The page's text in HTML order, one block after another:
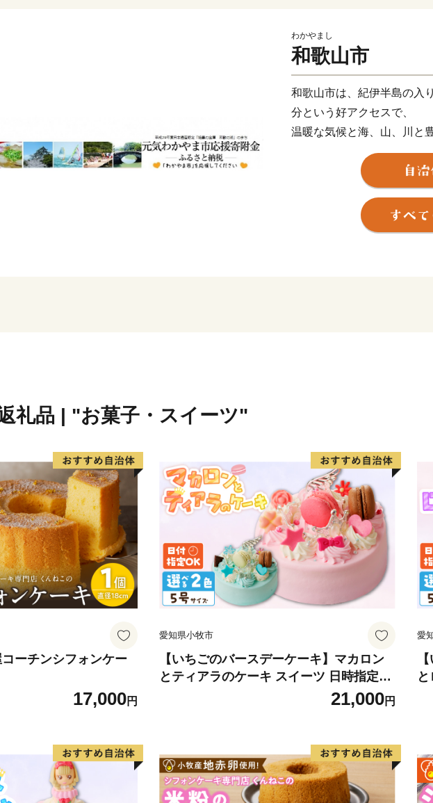
わかやまし
和歌山市
和歌山市は、紀伊半島の入
分という好アクセスで、
温暖な気候と海、山、川と
の幸などの食の多様性と魅
また、徳川御三家、徳川吉
本遺産「絶景の宝庫 和歌
ら連なる歴史文化をもって
礼品 | "お菓子・スイーツ"
ーチンシフォンケー
17,000円
愛知県小牧市
【いちごのバースデーケーキ】マカロン
とティアラのケーキ スイーツ 日時指定可
デザート 洋菓子 お取り寄せ 愛知県 小牧
市 送料無料 誕生日 クリスマス お祝い マ
21,000円
愛